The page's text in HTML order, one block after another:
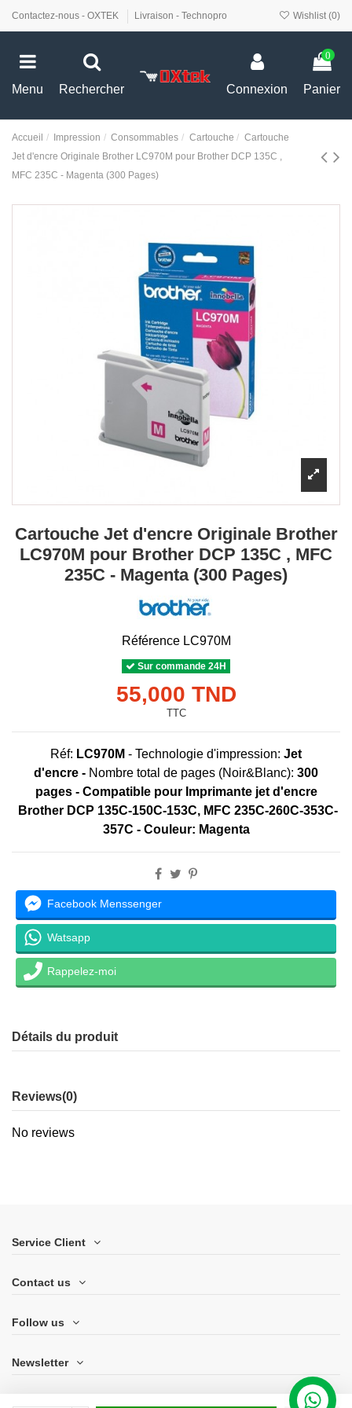
Contactez-nous - OXTEK Livraison - Technopro Wishlist (0)
Menu Rechercher Connexion
0
Panier
Accueil Impression Consommables Cartouche
Cartouche
Jet d'encre Originale Brother LC970M pour Brother DCP 135C ,
MFC 235C - Magenta (300 Pages)
Cartouche Jet d'encre Originale Brother
LC970M pour Brother DCP 135C , MFC
235C - Magenta (300 Pages)
Référence LC970M
Sur commande 24H
55,000 TND
TTC
Réf: LC970M - Technologie d'impression: Jet
d'encre - Nombre total de pages (Noir&Blanc): 300
pages- Compatible pour Imprimantejet d'encre
Brother DCP 135C-150C-153C, MFC 235C-260C-353C-
357C - Couleur: Magenta
Facebook Menssenger
Watsapp
Rappelez-moi
Détails du produit
Reviews(0)
No reviews
Service Client
Contact us
Follow us
Newsletter